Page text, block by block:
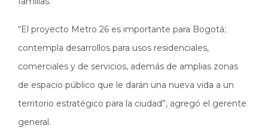
“El proyecto Metro 26 es importante para Bogotá;
contempla desarrollos para usos residenciales,
comerciales y de servicios, además de amplias zonas
de espacio público que le darán una nueva vida a un
territorio estratégico para la ciudad”, agregó el gerente
general.